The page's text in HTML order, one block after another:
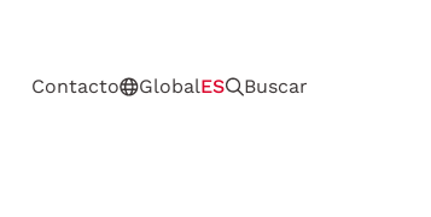
Contacto GlobalES Buscar